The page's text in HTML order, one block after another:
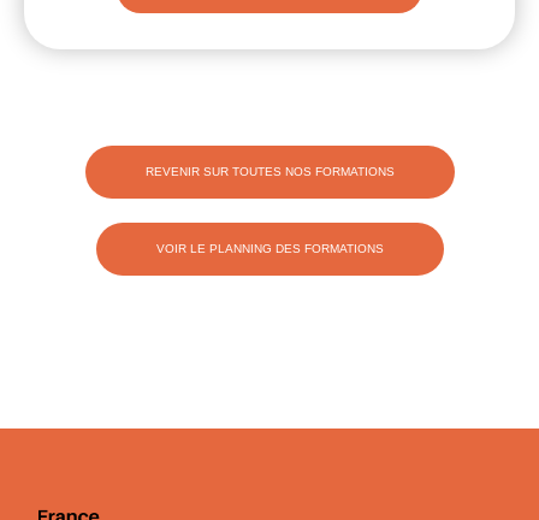
REVENIR SUR TOUTES NOS FORMATIONS
VOIR LE PLANNING DES FORMATIONS